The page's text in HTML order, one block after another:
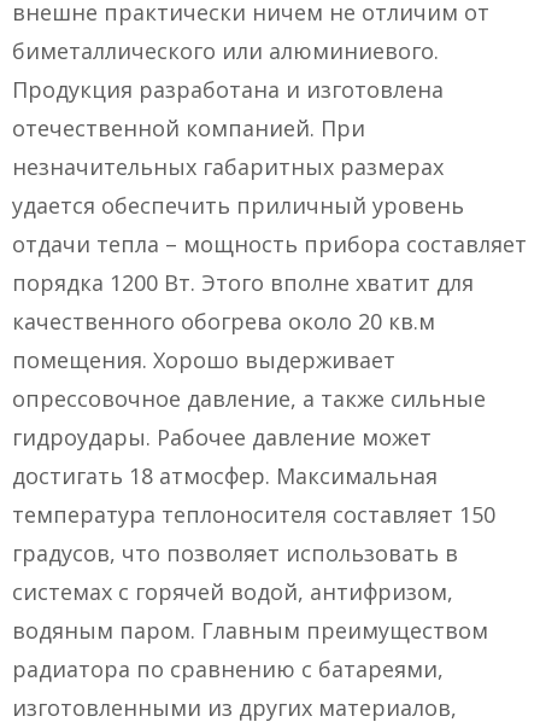
внешне практически ничем не отличим от
биметаллического или алюминиевого.
Продукция разработана и изготовлена
отечественной компанией. При
незначительных габаритных размерах
удается обеспечить приличный уровень
отдачи тепла – мощность прибора составляет
порядка 1200 Вт. Этого вполне хватит для
качественного обогрева около 20 кв.м
помещения. Хорошо выдерживает
опрессовочное давление, а также сильные
гидроудары. Рабочее давление может
достигать 18 атмосфер. Максимальная
температура теплоносителя составляет 150
градусов, что позволяет использовать в
системах с горячей водой, антифризом,
водяным паром. Главным преимуществом
радиатора по сравнению с батареями,
изготовленными из других материалов,